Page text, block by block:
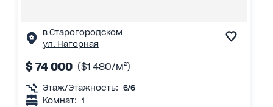
в Старогородском
ул. Нагорная
$ 74 000 ($1 480/м²)
Этаж/Этажность: 6/6
Комнат: 1